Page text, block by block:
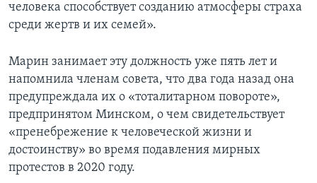
человека способствует созданию атмосферы страха
среди жертв и их семей».
Марин занимает эту должность уже пять лет и
напомнила членам совета, что два года назад она
предупреждала их о «тоталитарном повороте»,
предпринятом Минском, о чем свидетельствует
«пренебрежение к человеческой жизни и
достоинству» во время подавления мирных
протестов в 2020 году.